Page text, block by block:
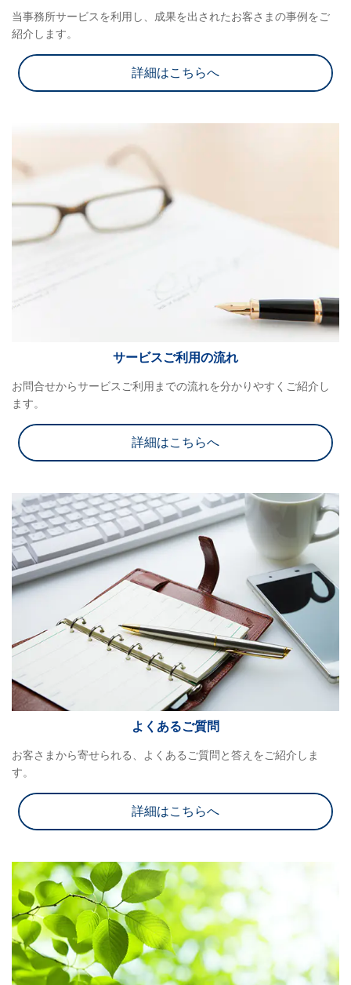
当事務所サービスを利用し、成果を出されたお客さまの事例をご
紹介します。
詳細はこちらへ
サービスご利用の流れ
お問合せからサービスご利用までの流れを分かりやすくご紹介し
ます。
詳細はこちらへ
よくあるご質問
お客さまから寄せられる、よくあるご質問と答えをご紹介しま
す。
詳細はこちらへ